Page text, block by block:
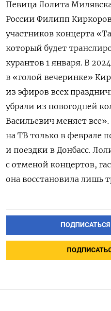
Певица Лолита
России Филипп
участников концерта
который будет
курантов 1 января. В
в «голой вечеринке»
из эфиров всех
убрали из новогодней
Васильевич меняет все»
на ТВ только в феврале
и поездки в Донбасс.
с отменой концертов,
она восстановила лишь